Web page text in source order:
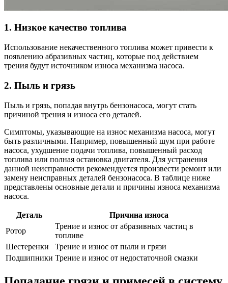
1. Низкое качество топлива
Использование некачественного топлива может привести к
появлению абразивных частиц, которые под действием
трения будут источником износа механизма насоса.
2. Пыль и грязь
Пыль и грязь, попадая внутрь бензонасоса, могут стать
причиной трения и износа его деталей.
Симптомы, указывающие на износ механизма насоса, могут
быть различными. Например, повышенный шум при работе
насоса, ухудшение подачи топлива, повышенный расход
топлива или полная остановка двигателя. Для устранения
данной неисправности рекомендуется произвести ремонт или
замену неисправных деталей бензонасоса. В таблице ниже
представлены основные детали и причины износа механизма
насоса.
Деталь
Причина износа
Ротор
Трение и износ от абразивных частиц в
топливе
Шестеренки
Трение и износ от пыли и грязи
Подшипники Трение и износ от недостаточной смазки